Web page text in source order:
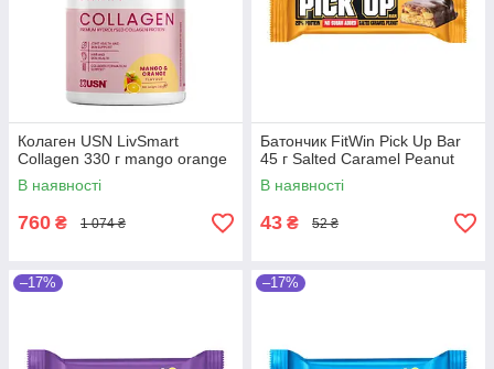
Колаген USN LivSmart
Collagen 330 г mango orange
В наявності
760 ₴ 1 074 ₴
Батончик FitWin Pick Up Bar
45 г Salted Caramel Peanut
В наявності
43 ₴ 52 ₴
–17% –17%